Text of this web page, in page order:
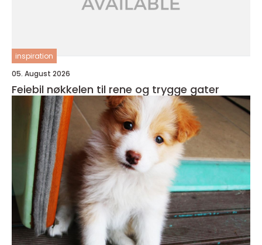
inspiration
05. August 2026
Feiebil nøkkelen til rene og trygge gater